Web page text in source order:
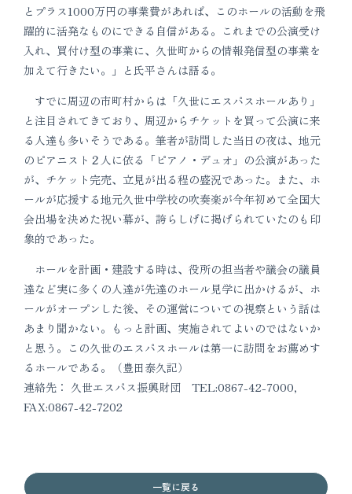
とプラス1000万円の事業費があれば、このホールの活動を飛
躍的に活発なものにできる自信がある。これまでの公演受け
入れ、買付け型の事業に、久世町からの情報発信型の事業を
加えて行きたい。」と氏平さんは語る。
すでに周辺の市町村からは「久世にエスパスホールあり」
と注目されてきており、周辺からチケットを買って公演に来
る人達も多いそうである。筆者が訪問した当日の夜は、地元
のピアニスト２人に依る「ピアノ・デュオ」の公演があった
が、チケット完売、立見が出る程の盛況であった。また、ホ
ールが応援する地元久世中学校の吹奏楽が今年初めて全国大
会出場を決めた祝い幕が、誇らしげに掲げられていたのも印
象的であった。
ホールを計画・建設する時は、役所の担当者や議会の議員
達など実に多くの人達が先達のホール見学に出かけるが、ホ
ールがオープンした後、その運営についての視察という話は
あまり聞かない。もっと計画、実施されてよいのではないか
と思う。この久世のエスパスホールは第一に訪問をお薦めす
るホールである。（豊田泰久記）
連絡先： 久世エスパス振興財団 TEL:0867-42-7000,
FAX:0867-42-7202
一覧に戻る